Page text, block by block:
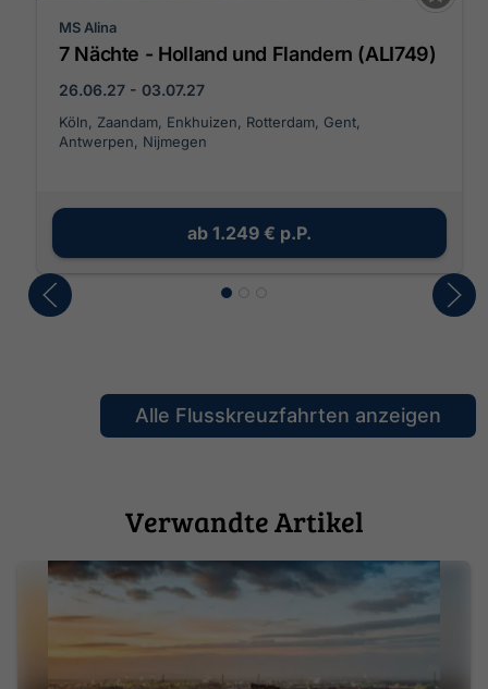
MS Alina
7 Nächte - Holland und Flandern (ALI749)
26.06.27 - 03.07.27
Köln, Zaandam, Enkhuizen, Rotterdam, Gent,
Antwerpen, Nijmegen
ab 1.249 € p.P.
Alle Flusskreuzfahrten anzeigen
Verwandte Artikel